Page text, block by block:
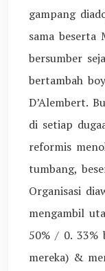
gampang
sama beserta
bersumber
bertambah
D’Alembert.
di setiap
reformis
tumbang,
Organisasi
mengambil
50% / 0. 33%
mereka) &